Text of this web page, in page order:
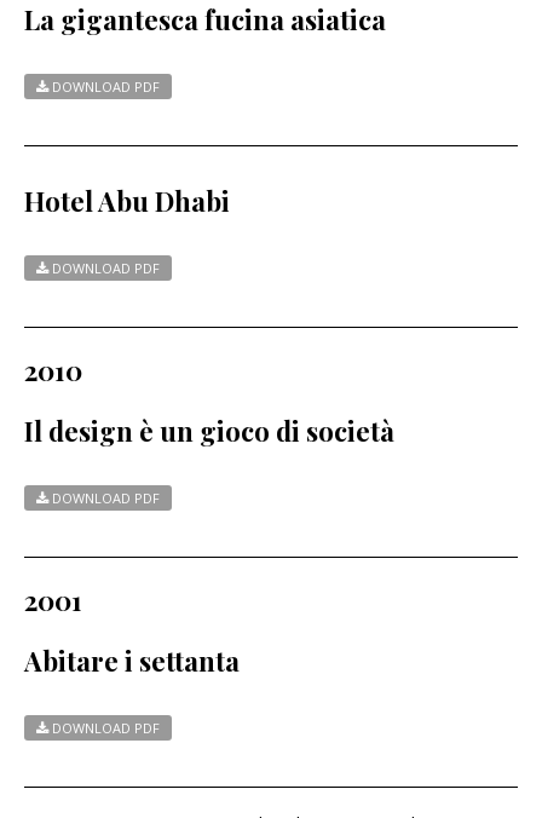
La gigantesca fucina asiatica
DOWNLOAD PDF
Hotel Abu Dhabi
DOWNLOAD PDF
2010
Il design è un gioco di società
DOWNLOAD PDF
2001
Abitare i settanta
DOWNLOAD PDF